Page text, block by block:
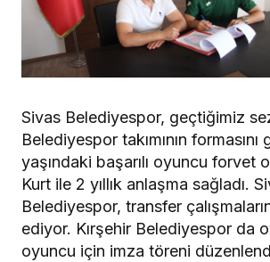
Sivas Belediyespor, geçtiğimiz
Belediyespor takımının formasını
yaşındaki başarılı oyuncu forvet
Kurt ile 2 yıllık anlaşma sağladı.
Belediyespor, transfer
ediyor. Kırşehir Belediyespor da
oyuncu için imza töreni